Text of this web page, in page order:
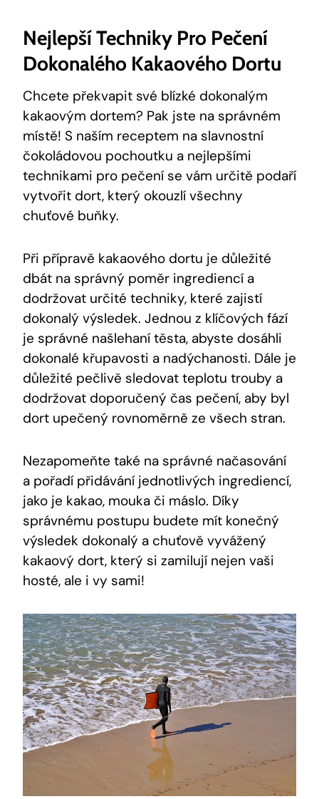
Nejlepší Techniky Pro Pečení⁤
Dokonalého Kakaového​ Dortu
Chcete ‌překvapit své blízké dokonalým ​
kakaovým ⁣dortem? Pak jste ​na správném
místě!⁤ S naším receptem na slavnostní
čokoládovou‌ pochoutku​ a‍ nejlepšími
technikami pro pečení se vám určitě podaří
⁤vytvořit dort, který okouzlí všechny
‌chuťové buňky.
Při přípravě kakaového dortu ‍je⁢ důležité ​
dbát na správný poměr ingrediencí a‌
dodržovat‍ určité techniky, které ‌zajistí‌
dokonalý⁢ výsledek. ‌Jednou ⁢z ‍klíčových fází
je‌ správné našlehaní těsta, abyste dosáhli
dokonalé křupavosti a‌ nadýchanosti.⁣ Dále ⁤je
důležité pečlivě ​sledovat⁢ teplotu trouby a
dodržovat‌ doporučený čas pečení, aby ​byl⁣
dort upečený rovnoměrně ze všech stran.
Nezapomeňte také ⁤na správné načasování
a pořadí ‍přidávání jednotlivých ingrediencí,
jako ‌je kakao, mouka či máslo.⁣ Díky
‍správnému postupu budete ⁣mít konečný
výsledek ⁣dokonalý​ a chuťově‍ vyvážený
kakaový dort, který si zamilují⁤ nejen vaši⁤
hosté, ale i ⁣vy sami!